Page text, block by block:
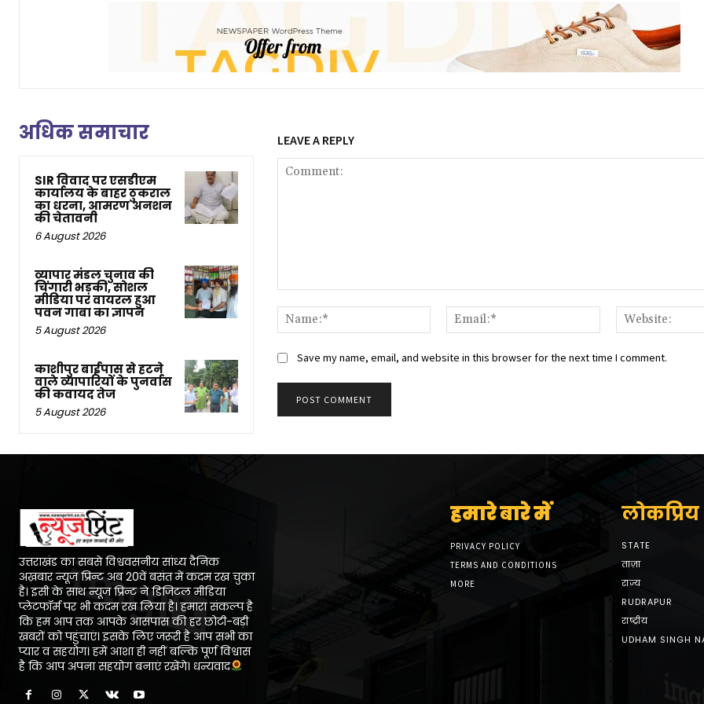
अधिक समाचार
SIR विवाद पर एसडीएम
कार्यालय के बाहर ठुकराल
का धरना, आमरण अनशन
की चेतावनी
6 August 2026
व्यापार मंडल चुनाव की
चिंगारी भड़की, सोशल
मीडिया पर वायरल हुआ
पवन गाबा का ज्ञापन
5 August 2026
काशीपुर बाईपास से हटने
वाले व्यापारियों के पुनर्वास
की कवायद तेज
5 August 2026
LEAVE A REPLY
Name:*
Email:*
Save my name, email, and website in this browser for the next time I comment.
उत्तराखंड का सबसे विश्ववसनीय सांध्य दैनिक
अख़बार न्यूज प्रिन्ट अब 20वें बसंत में कदम रख चुका
है। इसी के साथ न्यूज प्रिन्ट ने डिजिटल मीडिया
प्लेटफॉर्म पर भी कदम रख लिया है। हमारा संकल्प है
कि हम आप तक आपके आसपास की हर छोटी-बड़ी
खबरों को पहुंचाएं। इसके लिए जरूरी है आप सभी का
प्यार व सहयोग। हमें आशा ही नहीं बल्कि पूर्ण विश्वास
है कि आप अपना सहयोग बनाएं रखेंगे। धन्यवाद
हमारे बारे में
PRIVACY POLICY
TERMS AND CONDITIONS
MORE
लोकप्रिय
STATE
ताज़ा
राज्य
RUDRAPUR
राष्ट्रीय
UDHAM SINGH